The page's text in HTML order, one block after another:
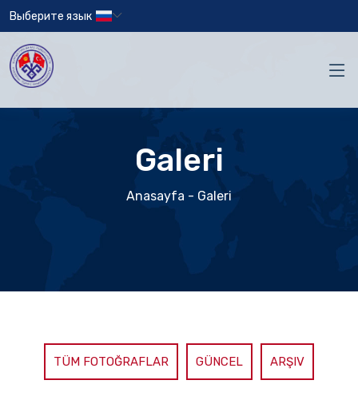
Выберите язык
Galeri
Anasayfa - Galeri
TÜM FOTOĞRAFLAR GÜNCEL ARŞIV